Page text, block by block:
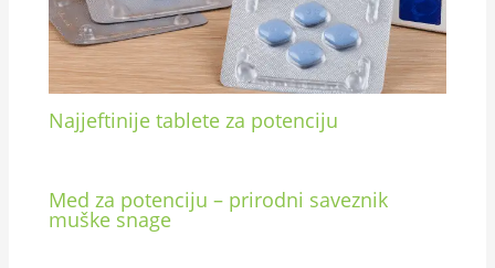
Najjeftinije tablete za potenciju
Med za potenciju – prirodni saveznik
muške snage